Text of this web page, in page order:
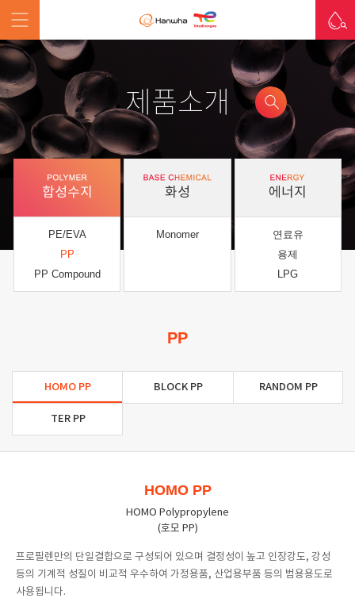
제품소개
합성수지
PE/EVA
PP
PP Compound
화성
Monomer
에너지
연료유
용제
LPG
PP
HOMO PP BLOCK PP RANDOM PP
TER PP
HOMO PP
HOMO Polypropylene
(호모 PP)
프로필렌만의 단일결합으로 구성되어 있으며 결정성이 높고 인장강도, 강성
등의 기계적 성질이 비교적 우수하여 가정용품, 산업용부품 등의 범용용도로
사용됩니다.